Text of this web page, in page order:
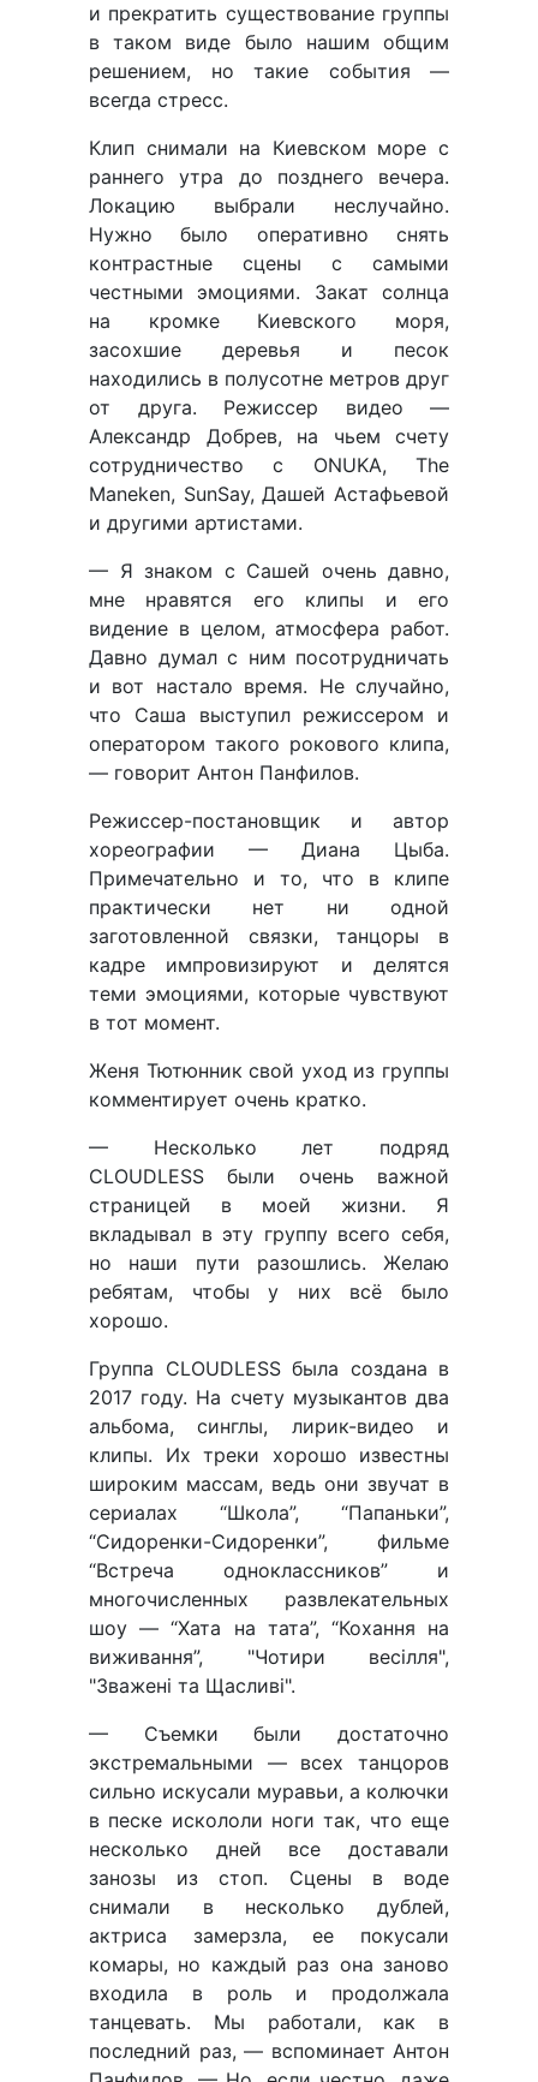
и прекратить существование группы
в таком виде было нашим общим
решением, но такие события —
всегда стресс.
Клип снимали на Киевском море с
раннего утра до позднего вечера.
Локацию выбрали неслучайно.
Нужно было оперативно снять
контрастные сцены с самыми
честными эмоциями. Закат солнца
на кромке Киевского моря,
засохшие деревья и песок
находились в полусотне метров друг
от друга. Режиссер видео —
Александр Добрев, на чьем счету
сотрудничество с ONUKA, The
Maneken, SunSay, Дашей Астафьевой
и другими артистами.
— Я знаком с Сашей очень давно,
мне нравятся его клипы и его
видение в целом, атмосфера работ.
Давно думал с ним посотрудничать
и вот настало время. Не случайно,
что Саша выступил режиссером и
оператором такого рокового клипа,
— говорит Антон Панфилов.
Режиссер-постановщик и автор
хореографии — Диана Цыба.
Примечательно и то, что в клипе
практически нет ни одной
заготовленной связки, танцоры в
кадре импровизируют и делятся
теми эмоциями, которые чувствуют
в тот момент.
Женя Тютюнник свой уход из группы
комментирует очень кратко.
— Несколько лет подряд
CLOUDLESS были очень важной
страницей в моей жизни. Я
вкладывал в эту группу всего себя,
но наши пути разошлись. Желаю
ребятам, чтобы у них всё было
хорошо.
Группа CLOUDLESS была создана в
2017 году. На счету музыкантов два
альбома, синглы, лирик-видео и
клипы. Их треки хорошо известны
широким массам, ведь они звучат в
сериалах “Школа”, “Папаньки”,
“Сидоренки-Сидоренки”, фильме
“Встреча одноклассников” и
многочисленных развлекательных
шоу — “Хата на тата”, “Кохання на
виживання”, "Чотири весілля",
"Зважені та Щасливі".
— Съемки были достаточно
экстремальными — всех танцоров
сильно искусали муравьи, а колючки
в песке искололи ноги так, что еще
несколько дней все доставали
занозы из стоп. Сцены в воде
снимали в несколько дублей,
актриса замерзла, ее покусали
комары, но каждый раз она заново
входила в роль и продолжала
танцевать. Мы работали, как в
последний раз, — вспоминает Антон